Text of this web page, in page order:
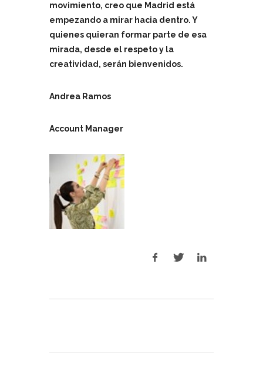
movimiento, creo que Madrid está
empezando a mirar hacia dentro. Y
quienes quieran formar parte de esa
mirada, desde el respeto y la
creatividad, serán bienvenidos.
Andrea Ramos
Account Manager